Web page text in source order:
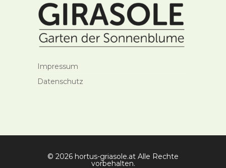
Impressum
Datenschutz
© 2026 hortus-griasole.at Alle Rechte
vorbehalten.